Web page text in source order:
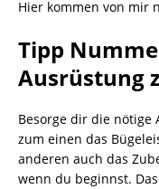
Hier kommen von mir
Tipp
Ausrüstung
Besorge dir die nötige
zum einen das
anderen auch das
wenn du beginnst.